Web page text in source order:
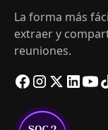
La forma más
extraer y
reuniones.